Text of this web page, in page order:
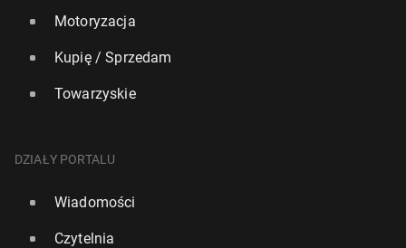
Motoryzacja
Kupię / Sprzedam
Towarzyskie
DZIAŁY PORTALU
Wiadomości
Czytelnia